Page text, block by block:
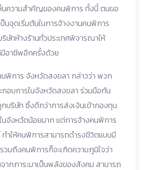
นความสำคัญของคนพิการ ทั้งนี้ ตนขอ
นจุดเริ่มต้นในการจ้างงานคนพิการ
ษัทห้างร้านทั่วประเทศพิจารณาให้
อาชีพอีกครั้งด้วย
พิการ จังหวัดสงขลา กล่าวว่า พวก
กอบการในจังหวัดสงขลา ร่วมมือกัน
บริษัท ซึ่งดีกว่าการส่งเงินเข้ากองทุน
นจังหวัดน้อยมาก แต่การจ้างคนพิการ
ำให้คนพิการสามารถดำรงชีวิตแบบมี
มถึงคนพิการก็จะเกิดความภูมิใจว่า
จากภาระมาเป็นพลังของสังคม สามารถ